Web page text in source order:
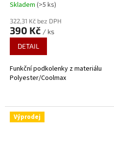
Skladem (>5 ks)
322,31 Kč bez DPH
390 Kč / ks
DETAIL
Funkční podkolenky z materiálu
Polyester/Coolmax
Výprodej